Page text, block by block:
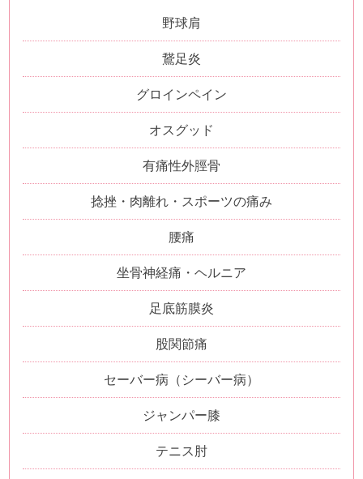
野球肩
鵞足炎
グロインペイン
オスグッド
有痛性外脛骨
捻挫・肉離れ・スポーツの痛み
腰痛
坐骨神経痛・ヘルニア
足底筋膜炎
股関節痛
セーバー病（シーバー病）
ジャンパー膝
テニス肘